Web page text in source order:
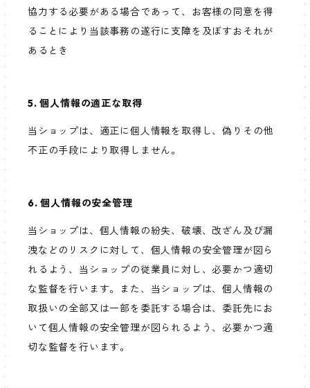
協力する必要がある場合であって、お客様の同意を得
ることにより当該事務の遂行に支障を及ぼすおそれが
あるとき
5. 個人情報の適正な取得
当ショップは、適正に個人情報を取得し、偽りその他
不正の手段により取得しません。
6. 個人情報の安全管理
当ショップは、個人情報の紛失、破壊、改ざん及び漏
洩などのリスクに対して、個人情報の安全管理が図ら
れるよう、当ショップの従業員に対し、必要かつ適切
な監督を行います。また、当ショップは、個人情報の
取扱いの全部又は一部を委託する場合は、委託先にお
いて個人情報の安全管理が図られるよう、必要かつ適
切な監督を行います。